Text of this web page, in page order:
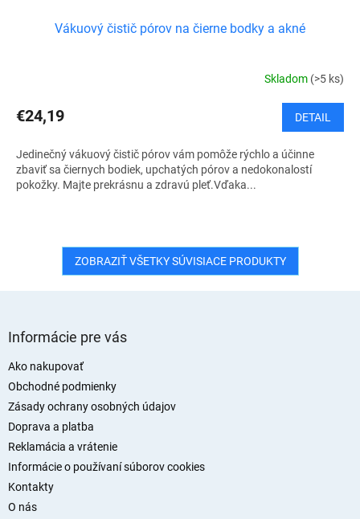
Vákuový čistič pórov na čierne bodky a akné
Skladom (>5 ks)
€24,19 DETAIL
Jedinečný vákuový čistič pórov vám pomôže rýchlo a účinne
zbaviť sa čiernych bodiek, upchatých pórov a nedokonalostí
pokožky. Majte prekrásnu a zdravú pleť.Vďaka...
ZOBRAZIŤ VŠETKY SÚVISIACE PRODUKTY
Informácie pre vás
Ako nakupovať
Obchodné podmienky
Zásady ochrany osobných údajov
Doprava a platba
Reklamácia a vrátenie
Informácie o používaní súborov cookies
Kontakty
O nás